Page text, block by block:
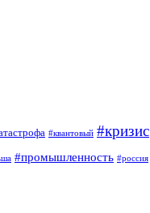
#квантовый #кризис
#промышленность #россия